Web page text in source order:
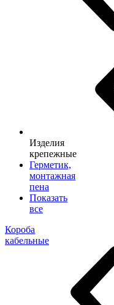
Изделия
крепежные
Герметик,
монтажная
пена
Показать
все
Короба
кабельные